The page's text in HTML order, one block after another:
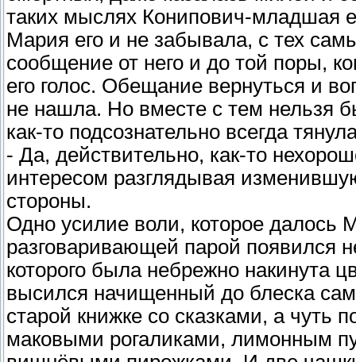
таких мыслях Конипович-младшая
Мария его и не забывала, с тех
сообщение от него и до той поры,
его голос. Обещание вернуться и
не нашла. Но вместе с тем нельзя
как-то подсознательно всегда
- Да, действительно, как-то
интересом разглядывая
стороны.
Одно усилие воли, которое далось
разговаривающей парой появился
которого была небрежно накинута
высился начищенный до блеска
старой книжке со сказками, а чуть
маковыми рогаликами, лимонным